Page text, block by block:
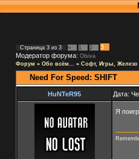
Страница 3 из 3 « 1 2
3
Модератор форума: Olsiva
Форум » Обо всём... » Софт, Игры, Железо
Need For Speed: SHIFT
HuNTeR95 Дата:
Я